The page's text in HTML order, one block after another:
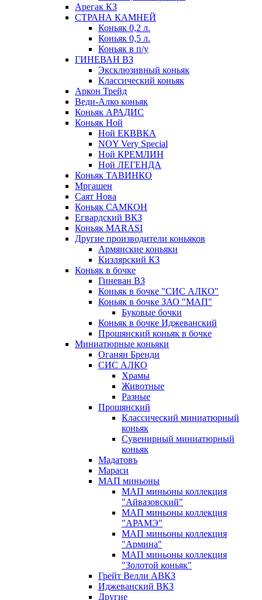
Арегак КЗ
СТРАНА КАМНЕЙ
Коньяк 0,2 л.
Коньяк 0,5 л.
Коньяк в п/у
ГИНЕВАН ВЗ
Эксклюзивный коньяк
Классический коньяк
Аркон Трейд
Веди-Алко коньяк
Коньяк АРАДИС
Коньяк Ной
Ной ЕКВВКА
NOY Very Special
Ной КРЕМЛИН
Ной ЛЕГЕНДА
Коньяк ТАВИНКО
Мргашен
Саят Нова
Коньяк САМКОН
Егвардский ВКЗ
Коньяк MARASI
Другие производители коньяков
Армянские коньяки
Кизлярский КЗ
Коньяк в бочке
Гиневан ВЗ
Коньяк в бочке "СИС АЛКО"
Коньяк в бочке ЗАО "МАП"
Буковые бочки
Коньяк в бочке Иджеванский
Прошянский коньяк в бочке
Миниатюрные коньяки
Оганян Бренди
СИС АЛКО
Храмы
Животные
Разные
Прошянский
Классический миниатюрный
коньяк
Сувенирный миниатюрный
коньяк
Мадатовъ
Мараси
МАП миньоны
МАП миньоны коллекция
"Айвазовский"
МАП миньоны коллекция
"АРАМЭ"
МАП миньоны коллекция
"Армина"
МАП миньоны коллекция
"Золотой коньяк"
Грейт Велли АВКЗ
Иджеванский ВКЗ
Другие